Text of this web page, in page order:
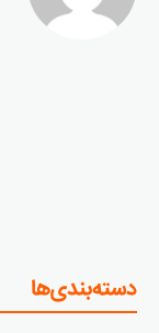
دسته‌بندی‌ها